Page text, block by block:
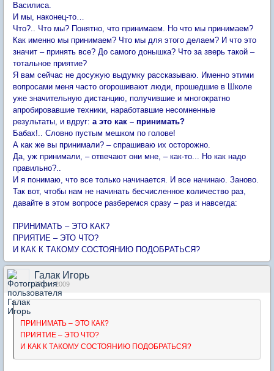
Василиса.
И мы, наконец-то…
Что?.. Что мы? Понятно, что принимаем. Но что мы принимаем?
Как именно мы принимаем? Что мы для этого делаем? И что это
значит – принять все? До самого донышка? Что за зверь такой –
тотальное приятие?
Я вам сейчас не досужую выдумку рассказываю. Именно этими
вопросами меня часто огорошивают люди, прошедшие в Школе
уже значительную дистанцию, получившие и многократно
апробировавшие техники, наработавшие несомненные
результаты, и вдруг: а это как – принимать?
Бабах!.. Словно пустым мешком по голове!
А как же вы принимали? – спрашиваю их осторожно.
Да, уж принимали, – отвечают они мне, – как-то... Но как надо
правильно?..
И я понимаю, что все только начинается. И все начинаю. Заново.
Так вот, чтобы нам не начинать бесчисленное количество раз,
давайте в этом вопросе разберемся сразу – раз и навсегда:
ПРИНИМАТЬ – ЭТО КАК?
ПРИЯТИЕ – ЭТО ЧТО?
И КАК К ТАКОМУ СОСТОЯНИЮ ПОДОБРАТЬСЯ?
Галак Игорь
27 окт 2009
ПРИНИМАТЬ – ЭТО КАК?
ПРИЯТИЕ – ЭТО ЧТО?
И КАК К ТАКОМУ СОСТОЯНИЮ ПОДОБРАТЬСЯ?